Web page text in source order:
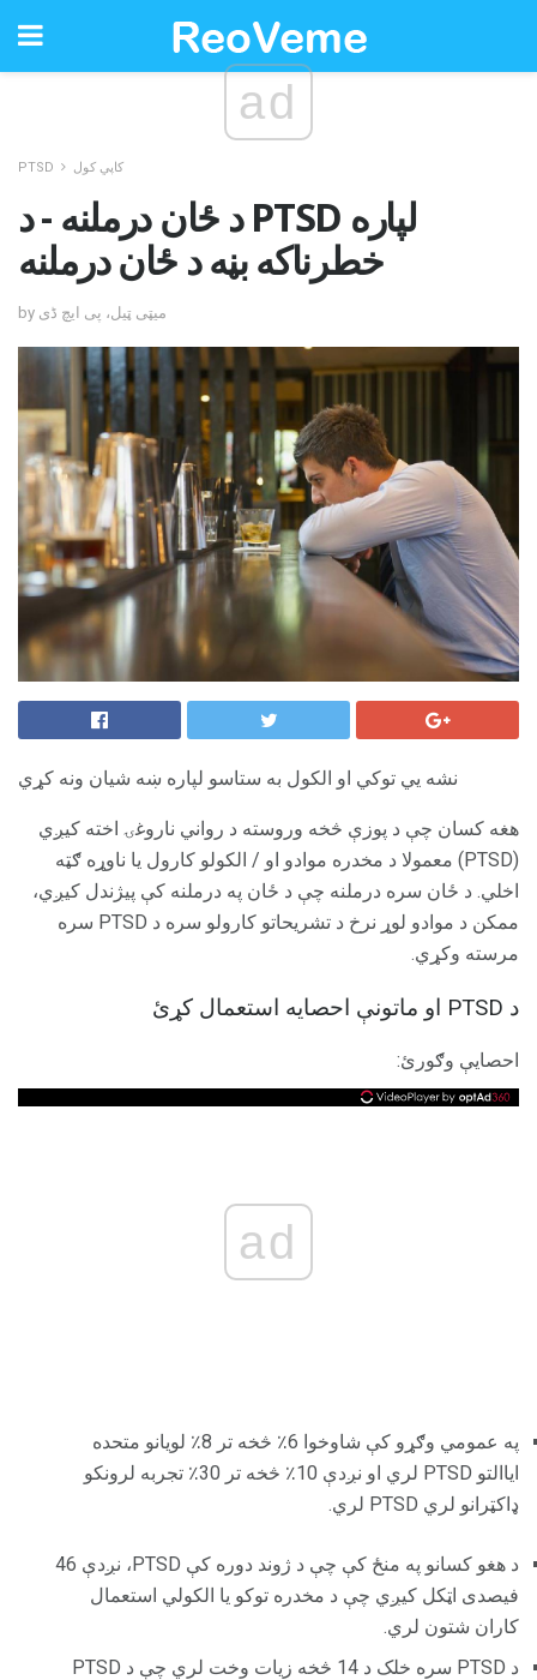
ad
PTSD کاپي کول
د ځان درملنه - د PTSD لپاره
خطرناکه بڼه د ځان درملنه
by میټی ټیل، پی ایچ ڈی
نشه يي توکي او الکول به ستاسو لپاره ښه شيان ونه کړي
هغه کسان چې د پوزې څخه وروسته د رواني ناروغۍ اخته کیږي
(PTSD) معمولا د مخدره موادو او / الکولو کارول یا ناوړه ګټه
اخلي. د ځان سره درملنه چې د ځان په درملنه کې پیژندل کیږي،
ممکن د موادو لوړ نرخ د تشریحاتو کارولو سره د PTSD سره
مرسته وکړي.
د PTSD او ماتونې احصایه استعمال کړئ
احصایې وګورئ:
ad
په عمومي وګړو کې شاوخوا 6٪ څخه تر 8٪ لویانو متحده
ایاالتو PTSD لري او نږدې 10٪ څخه تر 30٪ تجربه لرونکو
ډاکټرانو لري PTSD لري.
د هغو کسانو په منځ کې چې د ژوند دوره کې PTSD، نږدې 46
فیصدی اټکل کیږي چې د مخدره توکو یا الکولي استعمال
کاران شتون لري.
د PTSD سره خلک د 14 څخه زیات وخت لري چې د PTSD